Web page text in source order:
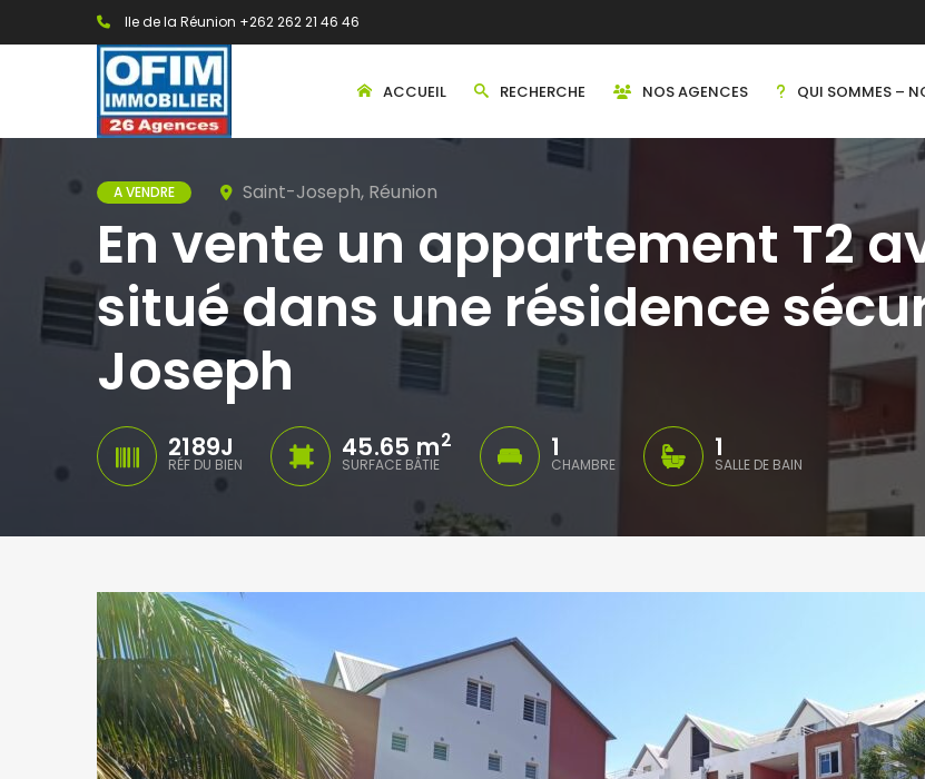
Ile de la Réunion +262 262 21 46 46
ACCUEIL RECHERCHE NOS AGENCES QUI SOMMES –
A VENDRE Saint-Joseph, Réunion
En vente un appartement T2
situé dans une résidence
Joseph
2189J
RÉF DU BIEN
45.65 m2
SURFACE BÂTIE
1
CHAMBRE
1
SALLE DE BAIN